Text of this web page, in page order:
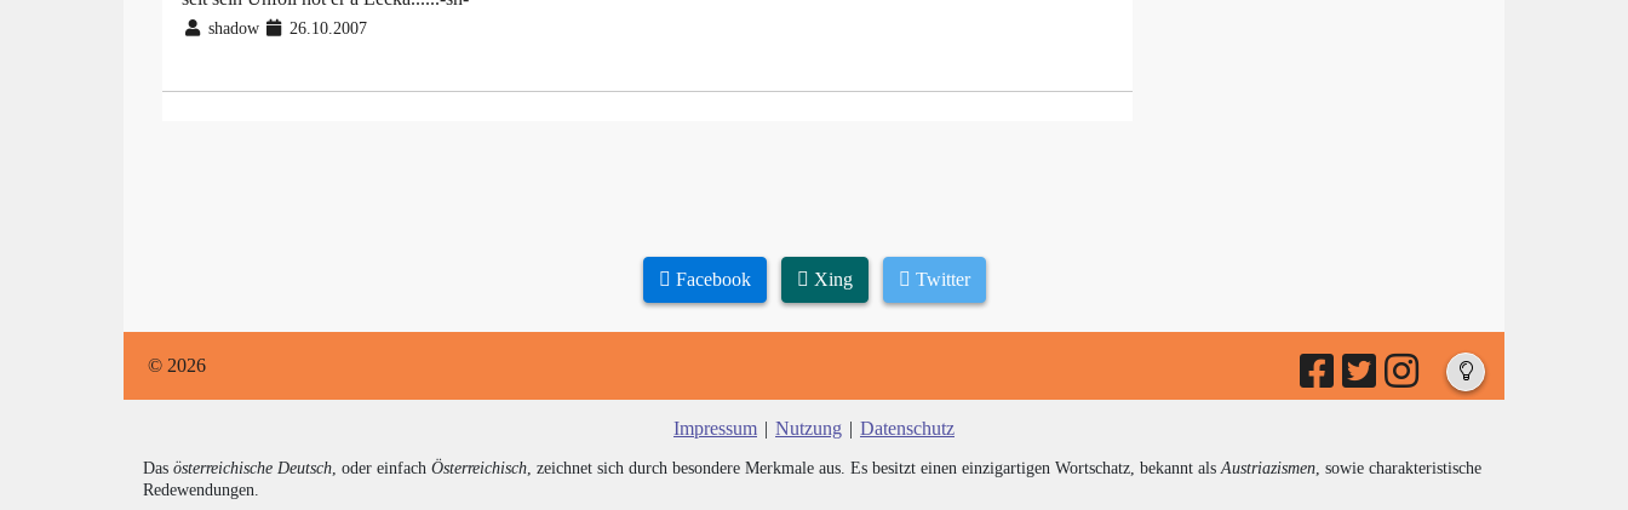
shadow 26.10.2007
Facebook Xing Twitter
© 2026
Impressum | Nutzung | Datenschutz
Das österreichische Deutsch, oder einfach Österreichisch, zeichnet sich durch besondere Merkmale aus. Es besitzt einen einzigartigen Wortschatz, bekannt alsAustriazismen, sowie charakteristische
Redewendungen.